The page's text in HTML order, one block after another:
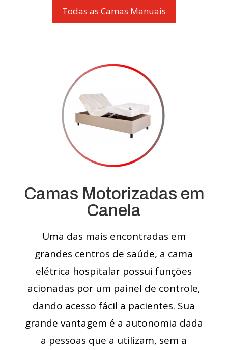
Todas as Camas Manuais
Camas Motorizadas em
Canela
Uma das mais encontradas em
grandes centros de saúde, a cama
elétrica hospitalar possui funções
acionadas por um painel de controle,
dando acesso fácil a pacientes. Sua
grande vantagem é a autonomia dada
a pessoas que a utilizam, sem a